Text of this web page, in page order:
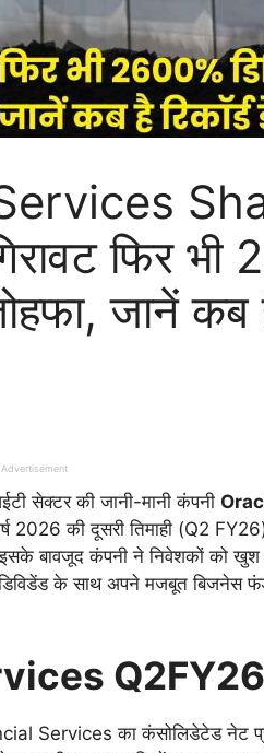
फिर भी
जानें कब
Advertisement
सेक्टर की जानी-मानी कंपनी
2026 की दूसरी तिमाही (Q2
इसके बावजूद कंपनी ने निवेशकों को
के साथ अपने मजबूत बिजनेस
Q2FY26
Services का कंसोलिडेटेड नेट